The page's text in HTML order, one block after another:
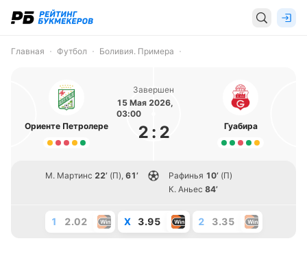
Главная Футбол Боливия. Примера
Ориенте Петролере
Завершен
15 Мая 2026,
03:00
2 : 2 Гуабира
М. Мартинс 22’ (П), 61’ Рафинья 10’ (П)
К. Аньес 84’
1 2.02 X 3.95 2 3.35